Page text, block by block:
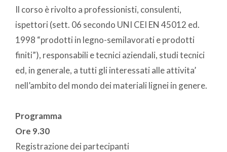
Il corso è rivolto a professionisti, consulenti,
ispettori (sett. 06 secondo UNI CEI EN 45012 ed.
1998 “prodotti in legno-semilavorati e prodotti
finiti”), responsabili e tecnici aziendali, studi tecnici
ed, in generale, a tutti gli interessati alle attivita’
nell’ambito del mondo dei materiali lignei in genere.
Programma
Ore 9.30
Registrazione dei partecipanti